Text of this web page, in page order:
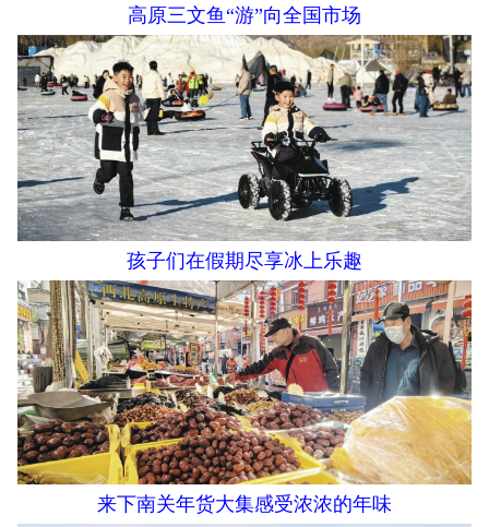
高原三文鱼“游”向全国市场
孩子们在假期尽享冰上乐趣
来下南关年货大集感受浓浓的年味